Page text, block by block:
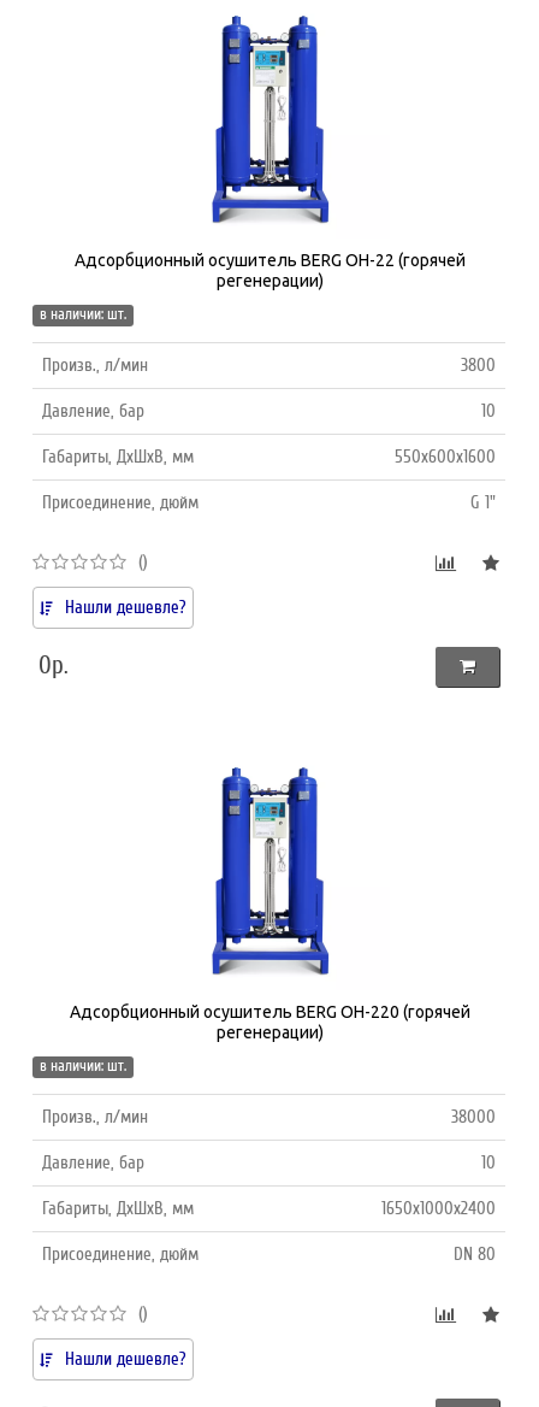
Адсорбционный осушитель BERG ОH-22 (горячей
регенерации)
в наличии: шт.
Произв., л/мин 3800
Давление, бар 10
Габариты, ДхШхВ, мм 550х600х1600
Присоединение, дюйм G 1"
()
Нашли дешевле?
0р.
Адсорбционный осушитель BERG ОH-220 (горячей
регенерации)
в наличии: шт.
Произв., л/мин 38000
Давление, бар 10
Габариты, ДхШхВ, мм 1650х1000х2400
Присоединение, дюйм DN 80
()
Нашли дешевле?